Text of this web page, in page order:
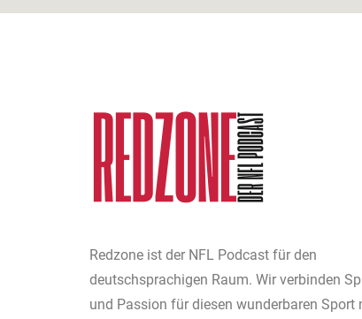
Redzone ist der NFL Podcast für den
deutschsprachigen Raum. Wir verbinden
und Passion für diesen wunderbaren Sport